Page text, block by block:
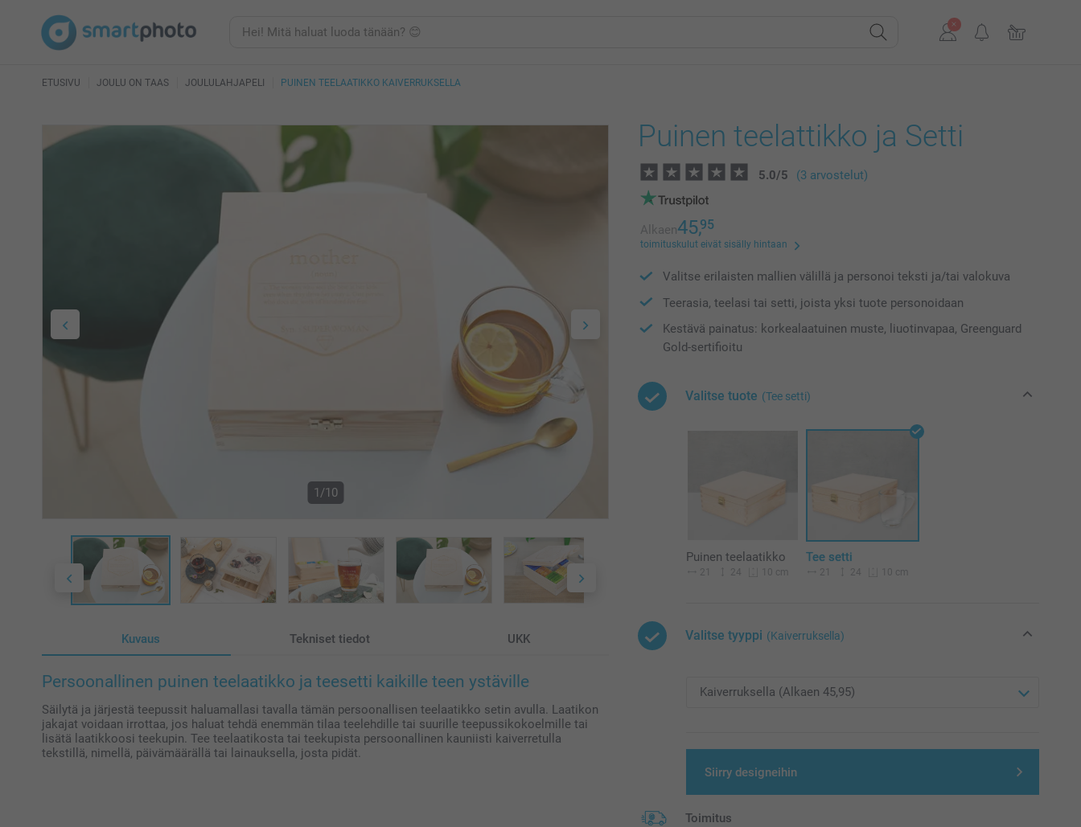
ETUSIVU JOULU ON TAAS JOULULAHJAPELI PUINEN TEELAATIKKO KAIVERRUKSELLA
1/10
Kuvaus Tekniset tiedot UKK
Persoonallinen puinen teelaatikko ja teesetti kaikille teen ystäville
Säilytä ja järjestä teepussit haluamallasi tavalla tämän persoonallisen teelaatikko setin avulla. Laatikon
jakajat voidaan irrottaa, jos haluat tehdä enemmän tilaa teelehdille tai suurille teepussikokoelmille tai
lisätä laatikkoosi teekupin. Tee teelaatikosta tai teekupista persoonallinen kauniisti kaiverretulla
tekstillä, nimellä, päivämäärällä tai lainauksella, josta pidät.
Puinen teelattikko ja Setti
5.0/5 (3 arvostelut)
Alkaen45,95
toimituskulut eivät sisälly hintaan
Valitse erilaisten mallien välillä ja personoi teksti ja/tai valokuva
Teerasia, teelasi tai setti, joista yksi tuote personoidaan
Kestävä painatus: korkealaatuinen muste, liuotinvapaa, Greenguard
Gold-sertifioitu
Valitse tuote (Tee setti)
Puinen teelaatikko
21 24 10 cm
Tee setti
21 24 10 cm
Valitse tyyppi (Kaiverruksella)
Siirry designeihin
Toimitus